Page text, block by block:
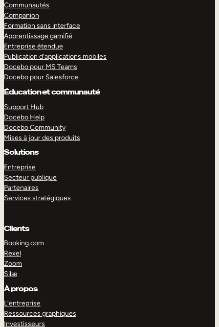
Communautés
Companion
Formation sans interface
Apprentissage gamifié
Entreprise étendue
Publication d’applications mobiles
Docebo pour MS Teams
Docebo pour Salesforce
Éducation et communauté
Support Hub
Docebo Help
Docebo Community
Mises à jour des produits
Solutions
Entreprise
Secteur publique
Partenaires
Services stratégiques
Clients
Booking.com
Rexel
Zoom
Silæ
À propos
L’entreprise
Ressources graphiques
Investisseurs